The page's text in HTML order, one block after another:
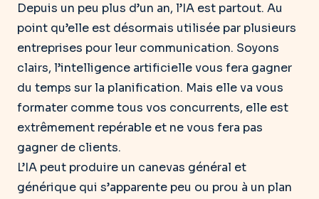
Depuis un peu plus d’un an, l’IA est partout. Au
point qu’elle est désormais utilisée par plusieurs
entreprises pour leur communication. Soyons
clairs, l’intelligence artificielle vous fera gagner
du temps sur la planification. Mais elle va vous
formater comme tous vos concurrents, elle est
extrêmement repérable et ne vous fera pas
gagner de clients.
L’IA peut produire un canevas général et
générique qui s’apparente peu ou prou à un plan